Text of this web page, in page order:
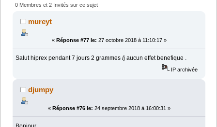
infection urinaire à répétition (Lu 95792 fois)
0 Membres et 2 Invités sur ce sujet
mureyt
« Réponse #77 le: 27 octobre 2018 à 11:10:17 »
Salut hiprex pendant 7 jours 2 grammes /j aucun effet benefique .
IP archivée
djumpy
« Réponse #76 le: 24 septembre 2018 à 16:00:31 »